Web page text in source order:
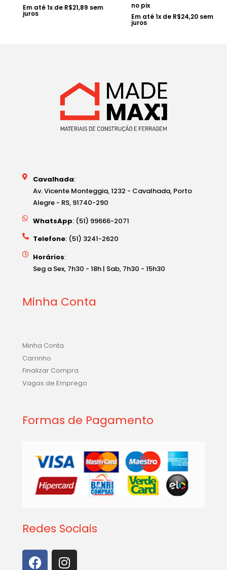
Em até1x deR$21,89sem
juros
no pix
Em até1x deR$24,20sem
juros
Cavalhada:
Av. Vicente Monteggia, 1232 - Cavalhada, Porto
Alegre - RS, 91740-290
WhatsApp: (51) 99666-2071
Telefone: (51) 3241-2620
Horários:
Seg a Sex, 7h30 - 18h | Sab, 7h30 - 15h30
Minha Conta
Minha Conta
Carrinho
Finalizar Compra
Vagas de Emprego
Formas de Pagamento
Redes Sociais